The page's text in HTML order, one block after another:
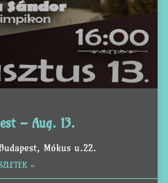
– Aug. 13.
Mókus u.22.
»